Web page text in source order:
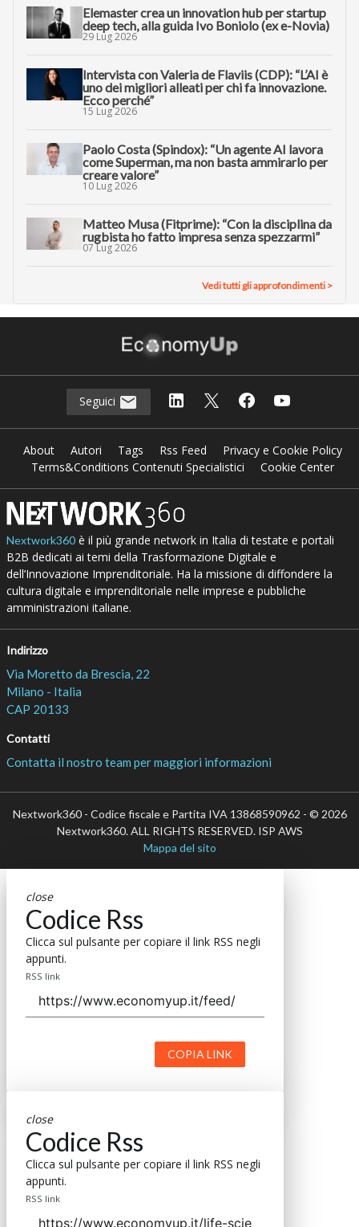
Elemaster crea un innovation hub per startup
deep tech, alla guida Ivo Boniolo (ex e-Novia)
29 Lug 2026
Intervista con Valeria de Flaviis (CDP): “L’AI è
uno dei migliori alleati per chi fa innovazione.
Ecco perché”
15 Lug 2026
Paolo Costa (Spindox): “Un agente AI lavora
come Superman, ma non basta ammirarlo per
creare valore”
10 Lug 2026
Matteo Musa (Fitprime): “Con la disciplina da
rugbista ho fatto impresa senza spezzarmi”
07 Lug 2026
Vedi tutti gli approfondimenti >
Seguici
About Autori Tags Rss Feed
Privacy e Cookie Policy
Terms&Conditions Contenuti Specialistici
Cookie Center
Nextwork360è il più grande network in Italia di testate e portali
B2B dedicati ai temi della Trasformazione Digitale e
dell’Innovazione Imprenditoriale. Ha la missione di diffondere la
cultura digitale e imprenditoriale nelle imprese e pubbliche
amministrazioni italiane.
Indirizzo
Via Moretto da Brescia, 22
Milano - Italia
CAP 20133
Contatti
Contatta il nostro team per maggiori informazioni
Nextwork360 - Codice fiscale e Partita IVA 13868590962 - © 2026
Nextwork360. ALL RIGHTS RESERVED. ISP AWS
Mappa del sito
close
Codice Rss
Clicca sul pulsante per copiare il link RSS negli
appunti.
RSS link
COPIA LINK
close
Codice Rss
Clicca sul pulsante per copiare il link RSS negli
appunti.
RSS link